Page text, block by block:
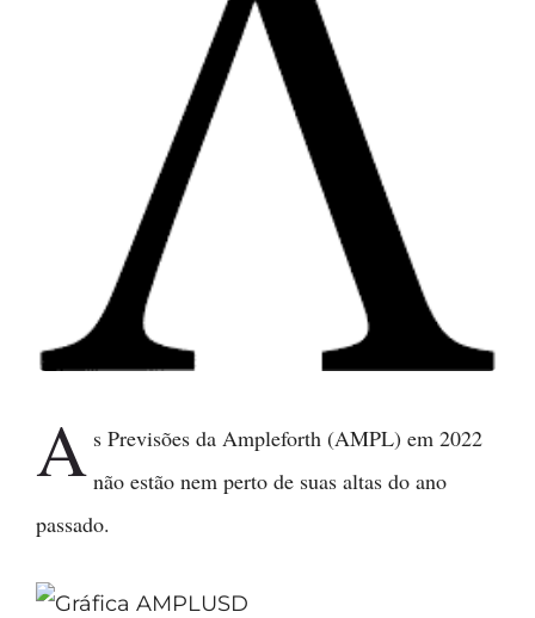
A s Previsões da Ampleforth (AMPL) em 2022
não estão nem perto de suas altas do ano
passado.